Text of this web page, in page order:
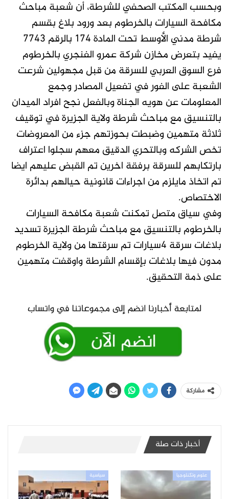
وبحسب المكتب الصحفي للشرطة، أن شعبة مباحث
مكافحة السيارات بالخرطوم بعد ورود بلاغ بقسم
شرطة مدني الأوسط تحت المادة 174 بالرقم 7743
يفيد بتعرض مخازن شركة عمرو الفنجري بالخرطوم
فرع السوق العربي للسرقة من قبل مجهولين شرعت
الشعبة على الفور في تفعيل المصادر وجمع
المعلومات عن هويه الجناة وبالفعل نجح افراد الميدان
بالتنسيق مع مباحث شرطة ولاية الجزيرة في توقيف
ثلاثة متهمين وضبطت بحوزتهم جزء من المعروضات
تخص الشركه وبالتحري الدقيق معهم سجلوا اعتراف
بارتكابهم للسرقة برفقة اخرين تم القبض عليهم ايضا
تم اتخاذ مايلزم من اجراءات قانونية حيالهم بدائرة
الاختصاص.
وفي سياق متصل تمكنت شعبة مكافحة السيارات
بالخرطوم بالتنسيق مع مباحث شرطة الجزيرة تسديد
بلاغات سرقة 4سيارات تم سرقتها من ولاية الخرطوم
مدون فيها بلاغات بإقسام الشرطة واوقفت متهمين
على ذمة التحقيق.
مشاركة
أخبار ذات صلة
علوم وتكنلوجيا سياسية